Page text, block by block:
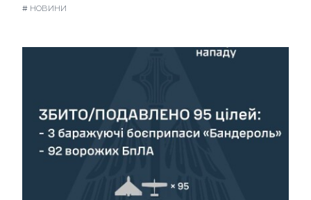
# НОВИНИ